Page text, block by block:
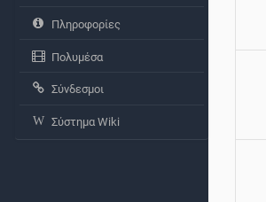
Πληροφορίες
Πολυμέσα
Σύνδεσμοι
Σύστημα Wiki